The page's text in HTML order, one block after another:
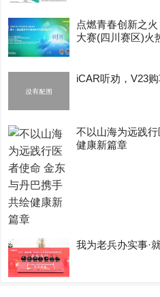
点燃青春创新之
大赛(四川赛区)火
iCAR听劝，V23
不以山海为远践
健康新篇章
我为老兵办实事·